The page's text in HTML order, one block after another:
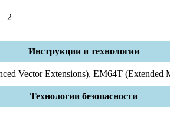
2
Инструкции и технологии
Vector Extensions), EM64T
Технологии безопасности